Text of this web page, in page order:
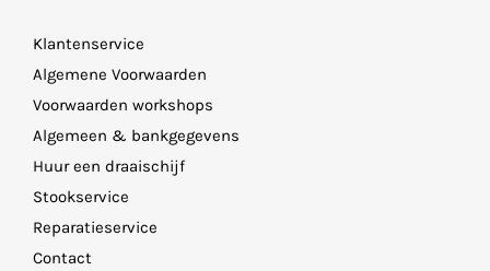
Klantenservice
Algemene Voorwaarden
Voorwaarden workshops
Algemeen & bankgegevens
Huur een draaischijf
Stookservice
Reparatieservice
Contact